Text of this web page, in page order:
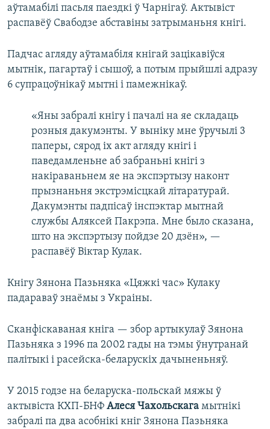
аўтамабілі пасьля паездкі ў Чарнігаў. Актывіст
распавёў Свабодзе абставіны затрыманьня кнігі.
Падчас агляду аўтамабіля кнігай зацікавіўся
мытнік, пагартаў і сышоў, а потым прыйшлі адразу
6 супрацоўнікаў мытні і памежнікаў.
«Яны забралі кнігу і пачалі на яе складаць
розныя дакумэнты. У выніку мне ўручылі 3
паперы, сярод іх акт агляду кнігі і
паведамленьне аб забраньні кнігі з
накіраваньнем яе на экспэртызу наконт
прызнаньня экстрэмісцкай літаратурай.
Дакумэнты падпісаў інспэктар мытнай
службы Аляксей Пакрэпа. Мне было сказана,
што на экспэртызу пойдзе 20 дзён», —
распавёў Віктар Кулак.
Кнігу Зянона Пазьняка «Цяжкі час» Кулаку
падараваў знаёмы з Украіны.
Сканфіскаваная кніга — збор артыкулаў Зянона
Пазьняка з 1996 па 2002 гады на тэмы ўнутранай
палітыкі і расейска-беларускіх дачыненьняў.
У 2015 годзе на беларуска-польскай мяжы ў
актывіста КХП-БНФ Алеся Чахольскага мытнікі
забралі па два асобнікі кніг Зянона Пазьняка